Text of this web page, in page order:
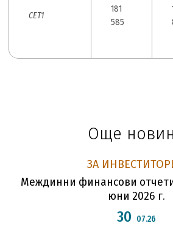
CET1
181
585
Още
ЗА
Междинни финансови
юни 2026 г.
30 07.26